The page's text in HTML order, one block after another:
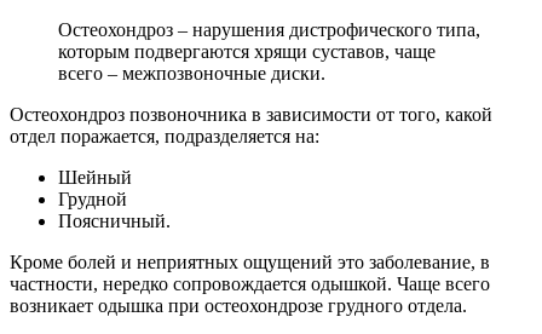
Остеохондроз – нарушения дистрофического типа,
которым подвергаются хрящи суставов, чаще
всего – межпозвоночные диски.
Остеохондроз позвоночника в зависимости от того, какой
отдел поражается, подразделяется на:
Шейный
Грудной
Поясничный.
Кроме болей и неприятных ощущений это заболевание, в
частности, нередко сопровождается одышкой. Чаще всего
возникает одышка при остеохондрозе грудного отдела.